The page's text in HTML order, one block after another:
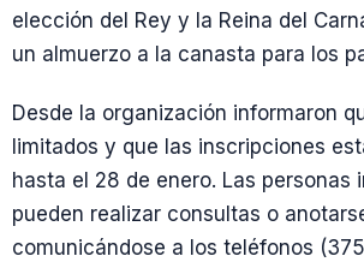
elección del Rey y la Reina del
un almuerzo a la canasta para los
Desde la organización informaron
limitados y que las inscripciones
hasta el 28 de enero. Las personas
pueden realizar consultas o
comunicándose a los teléfonos